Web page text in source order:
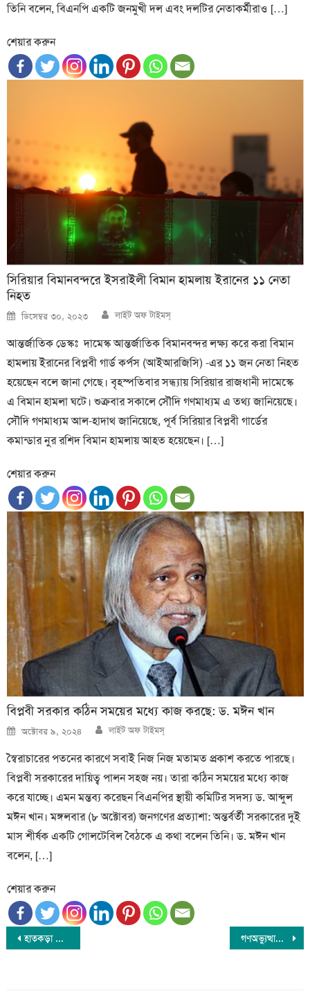
তিনি বলেন, বিএনপি একটি জনমুখী দল এবং দলটির নেতাকর্মীরাও […]
শেয়ার করুন
সিরিয়ার বিমানবন্দরে ইসরাইলী বিমান হামলায় ইরানের ১১ নেতা
নিহত
Posted
on
ডিসেম্বর ৩০, ২০২৩ Author
লাইট অফ টাইমস্
আন্তর্জাতিক ডেস্কঃ দামেস্ক আন্তর্জাতিক বিমানবন্দর লক্ষ্য করে করা বিমান
হামলায় ইরানের বিপ্লবী গার্ড কর্পস (আইআরজিসি) -এর ১১ জন নেতা নিহত
হয়েছেন বলে জানা গেছে। বৃহস্পতিবার সন্ধ্যায় সিরিয়ার রাজধানী দামেস্কে
এ বিমান হামলা ঘটে। শুক্রবার সকালে সৌদি গণমাধ্যম এ তথ্য জানিয়েছে।
সৌদি গণমাধ্যম আল-হাদাথ জানিয়েছে, পূর্ব সিরিয়ার বিপ্লবী গার্ডের
কমান্ডার নুর রশিদ বিমান হামলায় আহত হয়েছেন। […]
শেয়ার করুন
বিপ্লবী সরকার কঠিন সময়ের মধ্যে কাজ করছে: ড. মঈন খান
Posted
on
অক্টোবর ৯, ২০২৪ Author
লাইট অফ টাইমস্
স্বৈরাচারের পতনের কারণে সবাই নিজ নিজ মতামত প্রকাশ করতে পারছে।
বিপ্লবী সরকারের দায়িত্ব পালন সহজ নয়। তারা কঠিন সময়ের মধ্যে কাজ
করে যাচ্ছে। এমন মন্তব্য করেছন বিএনপির স্থায়ী কমিটির সদস্য ড. আব্দুল
মঈন খান। মঙ্গলবার (৮ অক্টোবর) জনগণের প্রত্যাশা: অন্তর্বর্তী সরকারের দুই
মাস শীর্ষক একটি গোলটেবিল বৈঠকে এ কথা বলেন তিনি। ড. মঈন খান
বলেন, […]
শেয়ার করুন
Post
হাতকড়া হাতে বাবার জানাজায় নিষিদ্ধ ছাত্রলীগের সাবেক নেতা গণঅভ্যুত্থানে নিহত ও আহতদের খসড়া তালিকা প্রকাশ